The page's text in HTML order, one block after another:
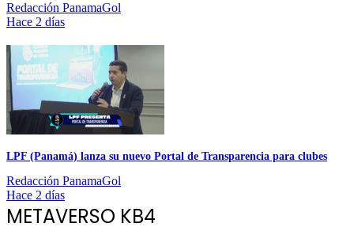
Redacción PanamaGol
Hace 2 días
LPF (Panamá) lanza su nuevo Portal de Transparencia para clubes
Redacción PanamaGol
Hace 2 días
METAVERSO KB4